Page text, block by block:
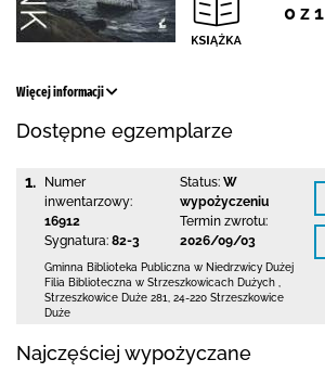
0 z 1
Więcej informacji
Dostępne egzemplarze
1.
Numer
inwentarzowy:
16912
Sygnatura: 82-3
Status: W
wypożyczeniu
Termin zwrotu:
2026/09/03
Gminna Biblioteka Publiczna w Niedrzwicy Dużej
Filia Biblioteczna w Strzeszkowicach Dużych
Strzeszkowice Duże 281
24-220 Strzeszkowice
Duże
Najczęściej wypożyczane